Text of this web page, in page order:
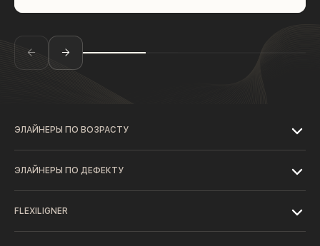
ЭЛАЙНЕРЫ ПО ВОЗРАСТУ
ЭЛАЙНЕРЫ ПО ДЕФЕКТУ
FLEXILIGNER